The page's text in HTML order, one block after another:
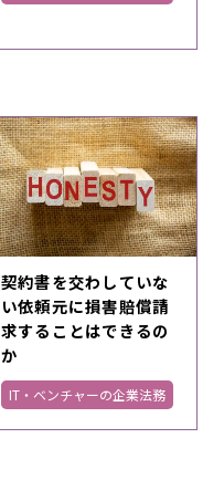
契約書を交わしていな
い依頼元に損害賠償請
求することはできるの
か
IT・ベンチャーの企業法務